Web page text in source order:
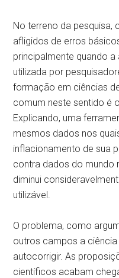
No terreno da
afligidos de erros
principalmente quando
utilizada por
formação em ciências
comum neste sentido é
Explicando, uma
mesmos dados nos
inflacionamento de sua
contra dados do mundo
diminui
utilizável.
O problema, como
outros campos a
autocorrigir. As
científicos acabam